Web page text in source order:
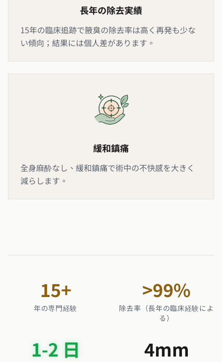
長年の除去実績
15年の臨床追跡で腋臭の除去率は高く再発も少な
い傾向；結果には個人差があります。
緩和鎮痛
全身麻酔なし、緩和鎮痛で術中の不快感を大きく
減らします。
15+
年の専門経験
>99%
除去率（長年の臨床経験によ
る）
1-2 日 4mm